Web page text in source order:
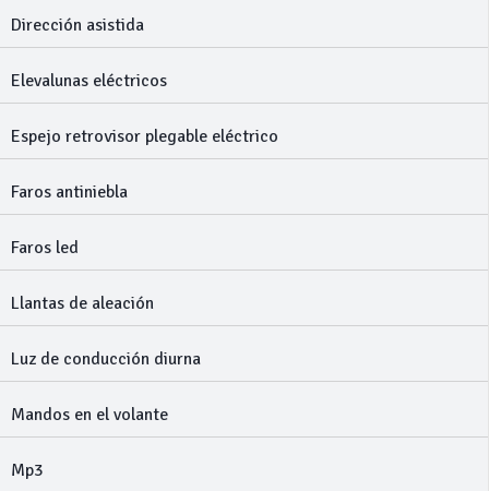
Dirección asistida
Elevalunas eléctricos
Espejo retrovisor plegable eléctrico
Faros antiniebla
Faros led
Llantas de aleación
Luz de conducción diurna
Mandos en el volante
Mp3